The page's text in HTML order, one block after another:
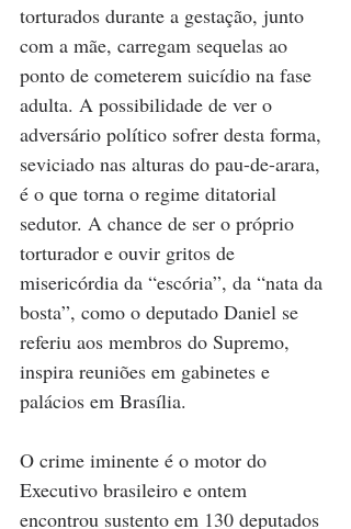
torturados durante a gestação, junto
com a mãe, carregam sequelas ao
ponto de cometerem suicídio na fase
adulta. A possibilidade de ver o
adversário político sofrer desta forma,
seviciado nas alturas do pau-de-arara,
é o que torna o regime ditatorial
sedutor. A chance de ser o próprio
torturador e ouvir gritos de
misericórdia da “escória”, da “nata da
bosta”, como o deputado Daniel se
referiu aos membros do Supremo,
inspira reuniões em gabinetes e
palácios em Brasília.
O crime iminente é o motor do
Executivo brasileiro e ontem
encontrou sustento em 130 deputados